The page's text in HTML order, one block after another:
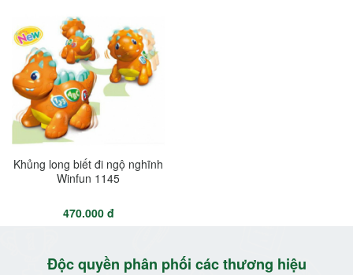
Khủng long biết đi ngộ nghĩnh
Winfun 1145
470.000 đ
Độc quyền phân phối các thương hiệu